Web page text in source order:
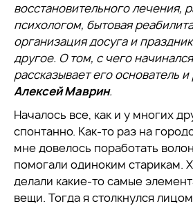
восстановительного лечения,
психологом, бытовая
организация досуга и
другое. О том, с чего
рассказывает его основатель
Алексей Маврин.
Началось все, как и у многих
спонтанно. Как-то раз на
мне довелось поработать
помогали одиноким старикам.
делали какие-то самые
вещи. Тогда я столкнулся